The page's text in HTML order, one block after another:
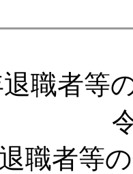
職者等
職者等